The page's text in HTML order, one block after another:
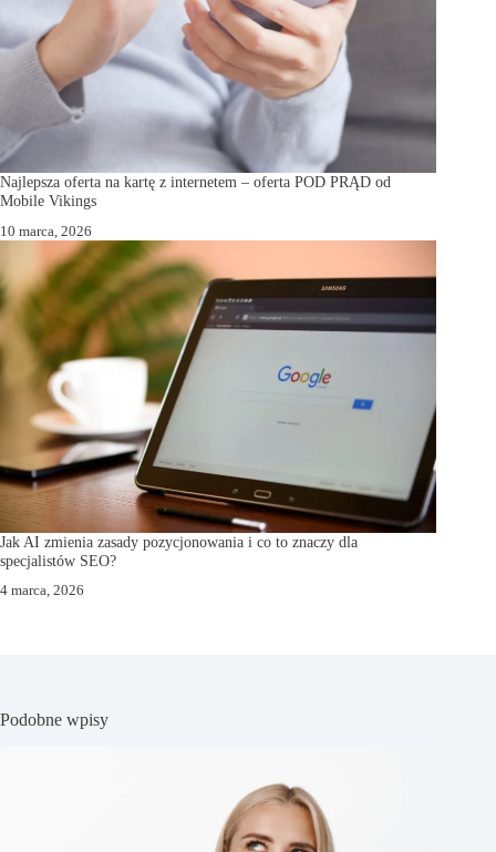
Najlepsza oferta na kartę z internetem – oferta POD PRĄD od
Mobile Vikings
10 marca, 2026
Jak AI zmienia zasady pozycjonowania i co to znaczy dla
specjalistów SEO?
4 marca, 2026
Podobne wpisy